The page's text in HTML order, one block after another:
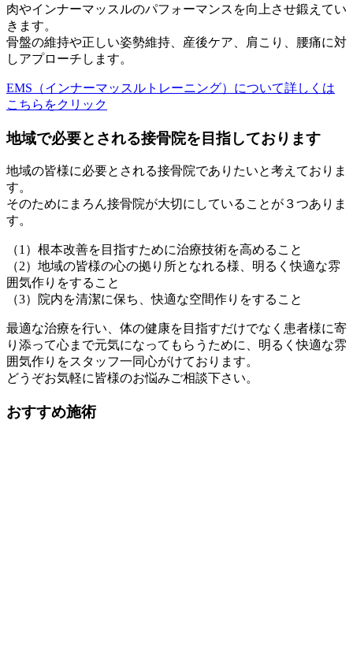
肉やインナーマッスルのパフォーマンスを向上させ鍛えてい
きます。
骨盤の維持や正しい姿勢維持、産後ケア、肩こり、腰痛に対
しアプローチします。
EMS（インナーマッスルトレーニング） について詳しくは
こちらをクリック
地域で必要とされる接骨院を目指しております
地域の皆様に必要とされる接骨院でありたいと考えておりま
す。
そのためにまろん接骨院が大切にしていることが３つありま
す。
（1）根本改善を目指すために治療技術を高めること
（2）地域の皆様の心の拠り所となれる様、明るく快適な雰
囲気作りをすること
（3）院内を清潔に保ち、快適な空間作りをすること
最適な治療を行い、体の健康を目指すだけでなく患者様に寄
り添って心まで元気になってもらうために、明るく快適な雰
囲気作りをスタッフ一同心がけております。
どうぞお気軽に皆様のお悩みご相談下さい。
おすすめ施術